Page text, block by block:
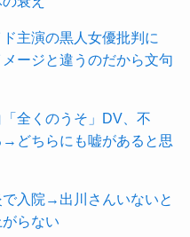
主演の黒人女優批判に
ージと違うのだから文句
全くのうそ」DV、不
どちらにも嘘があると思
入院→出川さんいないと
らない